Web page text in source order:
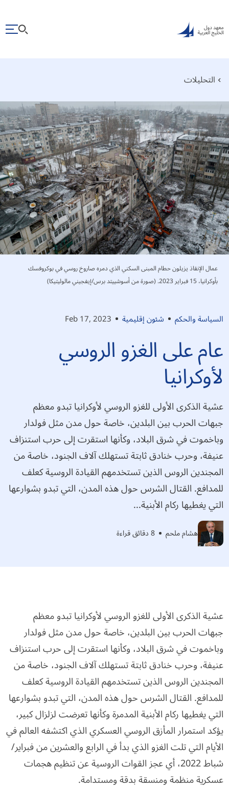
التحليلات
السياسة والحكم شئون إقليمية Feb 17, 2023
عام على الغزو الروسي
لأوكرانيا
عشية الذكرى الأولى للغزو الروسي لأوكرانيا تبدو معظم
جبهات الحرب بين البلدين، خاصة حول مدن مثل فولدار
وباخموت في شرق البلاد، وكأنها استقرت إلى حرب استنزاف
عنيفة، وحرب خنادق ثابتة تستهلك آلاف الجنود، خاصة من
المجندين الروس الذين تستخدمهم القيادة الروسية كعلف
للمدافع. القتال الشرس حول هذه المدن، التي تبدو بشوارعها
التي يغطيها ركام الأبنية...
هشام ملحم 8 دقائق قراءة
عمال الإنقاذ يزيلون حطام المبنى السكني الذي دمره صاروخ روسي في بوكروفسك
بأوكرانيا، 15 فبراير 2023. (صورة من أسوشييتد برس/إيفجيني مالوليتيكا)
عشية الذكرى الأولى للغزو الروسي لأوكرانيا تبدو معظم
جبهات الحرب بين البلدين، خاصة حول مدن مثل فولدار
وباخموت في شرق البلاد، وكأنها استقرت إلى حرب استنزاف
عنيفة، وحرب خنادق ثابتة تستهلك آلاف الجنود، خاصة من
المجندين الروس الذين تستخدمهم القيادة الروسية كعلف
للمدافع. القتال الشرس حول هذه المدن، التي تبدو بشوارعها
التي يغطيها ركام الأبنية المدمرة وكأنها تعرضت لزلزال كبير،
يؤكد استمرار المأزق الروسي العسكري الذي اكتشفه العالم في
الأيام التي تلت الغزو الذي بدأ في الرابع والعشرين من فبراير/
شباط 2022، أي عجز القوات الروسية عن تنظيم هجمات
عسكرية منظمة ومنسقة بدقة ومستدامة.